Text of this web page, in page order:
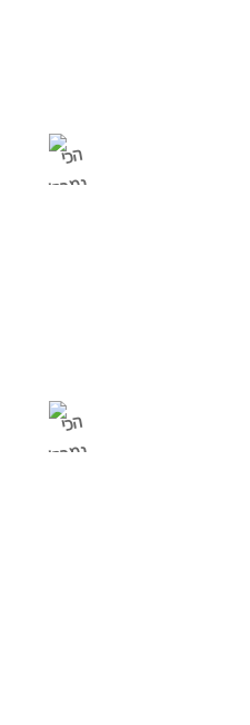
הכי
נמכר!
הכי
נמכר!